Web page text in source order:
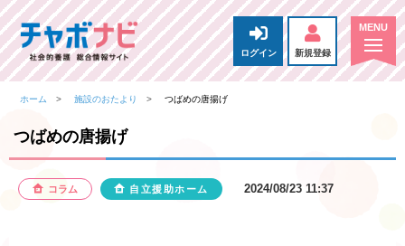
ログイン 新規登録
ホーム 施設のおたより つばめの唐揚げ
つばめの唐揚げ
コラム 自立援助ホーム 2024/08/23 11:37